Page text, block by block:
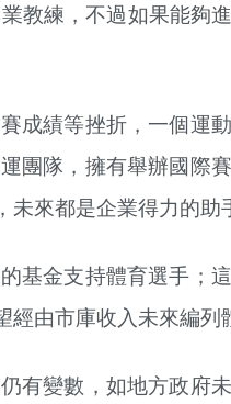
教練，不過如果能夠
成績等挫折，一個運
團隊，擁有舉辦國際賽
來都是企業得力的助
基金支持體育選手；
由市庫收入未來編列
有變數，如地方政府